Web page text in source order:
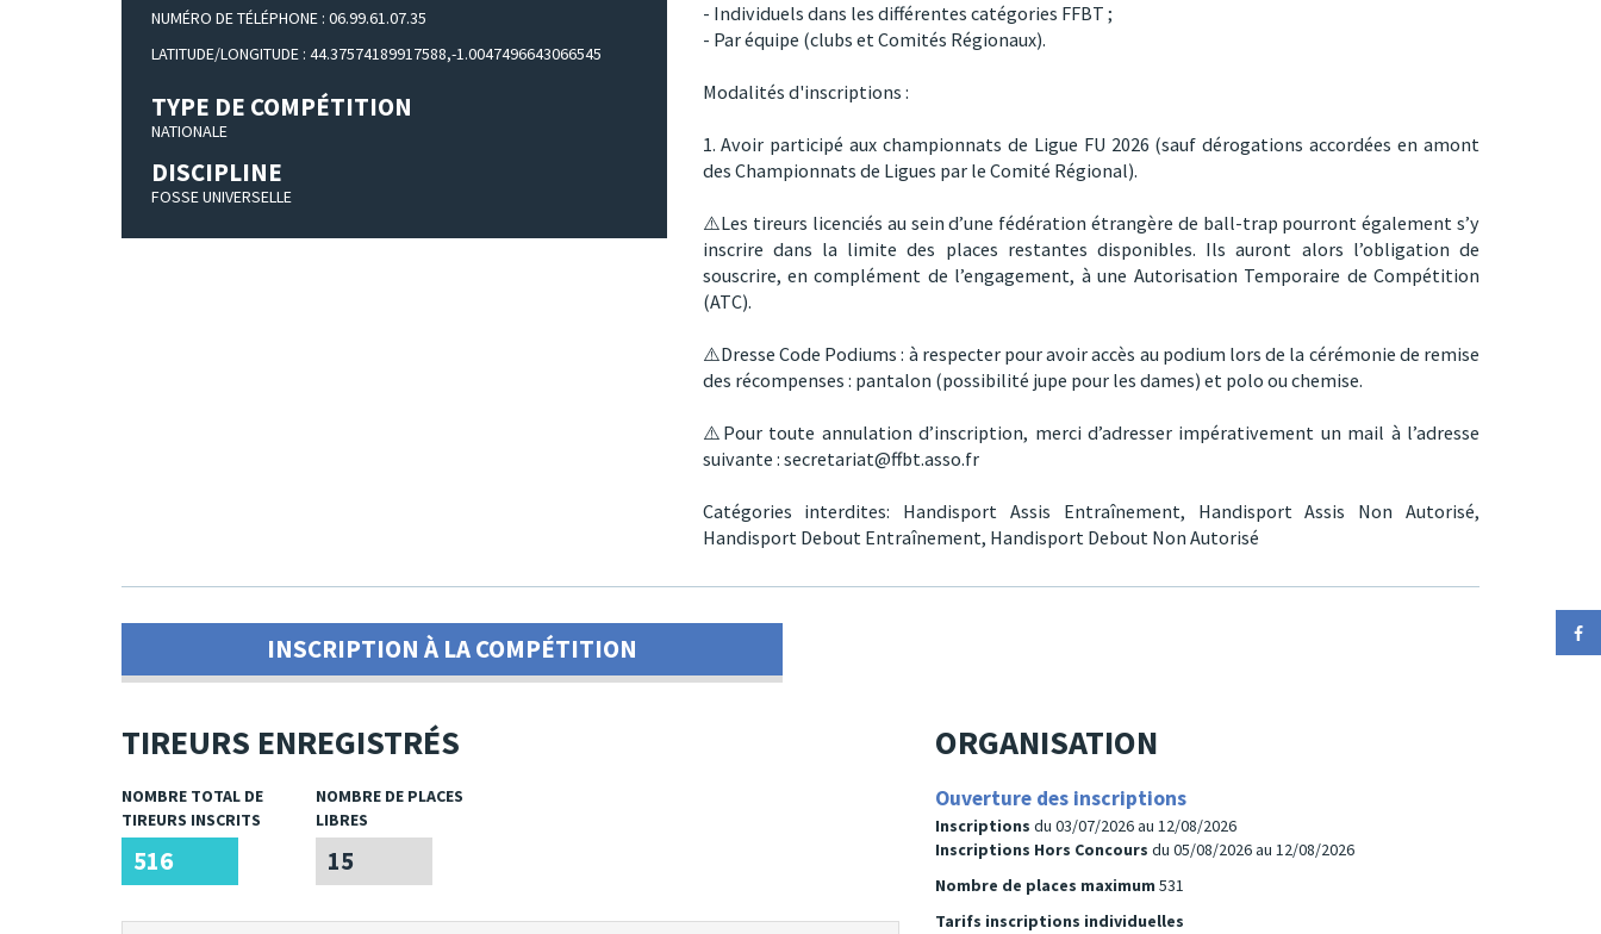
NUMÉRO DE TÉLÉPHONE : 06.99.61.07.35
LATITUDE/LONGITUDE : 44.37574189917588,-1.0047496643066545
TYPE DE COMPÉTITION
NATIONALE
DISCIPLINE
FOSSE UNIVERSELLE
- Individuels dans les différentes catégories FFBT ;
- Par équipe (clubs et Comités Régionaux).
Modalités d'inscriptions :
1. Avoir participé aux championnats de Ligue FU 2026 (sauf dérogations accordées en amont
des Championnats de Ligues par le Comité Régional).
⚠️Les tireurs licenciés au sein d’une fédération étrangère de ball-trap pourront également s’y
inscrire dans la limite des places restantes disponibles. Ils auront alors l’obligation de
souscrire, en complément de l’engagement, à une Autorisation Temporaire de Compétition
(ATC).
⚠️Dresse Code Podiums : à respecter pour avoir accès au podium lors de la cérémonie de remise
des récompenses : pantalon (possibilité jupe pour les dames) et polo ou chemise.
⚠️Pour toute annulation d’inscription, merci d’adresser impérativement un mail à l’adresse
suivante : secretariat@ffbt.asso.fr
Catégories interdites: Handisport Assis Entraînement,
Handisport Assis Non Autorisé,
Handisport Debout Entraînement, Handisport Debout Non Autorisé
INSCRIPTION À LA COMPÉTITION
TIREURS ENREGISTRÉS
NOMBRE TOTAL DE
TIREURS INSCRITS
516
NOMBRE DE PLACES
LIBRES
15
ORGANISATION
Ouverture des inscriptions
Inscriptions du 03/07/2026 au 12/08/2026
Inscriptions Hors Concours du 05/08/2026 au 12/08/2026
Nombre de places maximum 531
Tarifs inscriptions individuelles